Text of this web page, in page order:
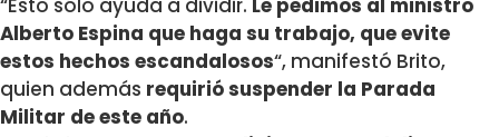
Alberto Espina que haga su trabajo, que evite
estos hechos escandalosos“, manifestó Brito,
quien además requirió suspender la Parada
Militar de este año.